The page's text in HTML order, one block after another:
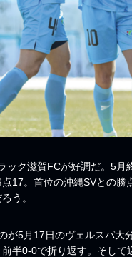
ク滋賀FCが好調だ。5月
17。首位の沖縄SVとの
う。
5月17日のヴェルスパ大
半0-0で折り返す。そし